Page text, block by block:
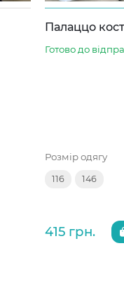
Палаццо
Готово до
Розмір одягу
116 146
415 грн.